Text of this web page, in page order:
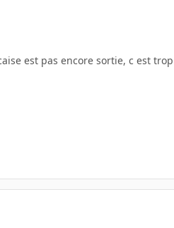
est pas encore sortie, c est